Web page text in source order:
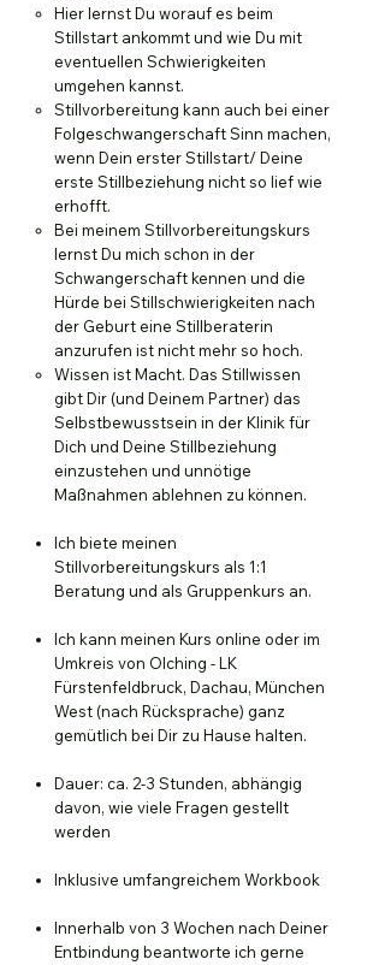
Hier lernst Du worauf es beim
Stillstart ankommt und wie Du mit
eventuellen Schwierigkeiten
umgehen kannst.
Stillvorbereitung kann auch bei einer
Folgeschwangerschaft Sinn machen,
wenn Dein erster Stillstart/ Deine
erste Stillbeziehung nicht so lief wie
erhofft.
Bei meinem Stillvorbereitungskurs
lernst Du mich schon in der
Schwangerschaft kennen und die
Hürde bei Stillschwierigkeiten nach
der Geburt eine Stillberaterin
anzurufen ist nicht mehr so hoch.
Wissen ist Macht. Das Stillwissen
gibt Dir (und Deinem Partner) das
Selbstbewusstsein in der Klinik für
Dich und Deine Stillbeziehung
einzustehen und unnötige
Maßnahmen ablehnen zu können.
Ich biete meinen
Stillvorbereitungskurs als 1:1
Beratung und als Gruppenkurs an.
Ich kann meinen Kurs online oder im
Umkreis von Olching - LK
Fürstenfeldbruck, Dachau, München
West (nach Rücksprache) ganz
gemütlich bei Dir zu Hause halten.
Dauer: ca. 2-3 Stunden, abhängig
davon, wie viele Fragen gestellt
werden
Inklusive umfangreichem Workbook
Innerhalb von 3 Wochen nach Deiner
Entbindung beantworte ich gerne